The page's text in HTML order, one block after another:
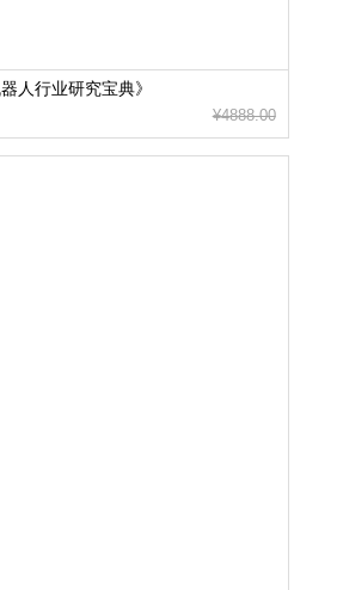
人行业研究宝典》
¥4888.00